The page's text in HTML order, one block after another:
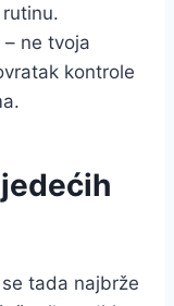
ne tvoja
kontrole
tada najbrže